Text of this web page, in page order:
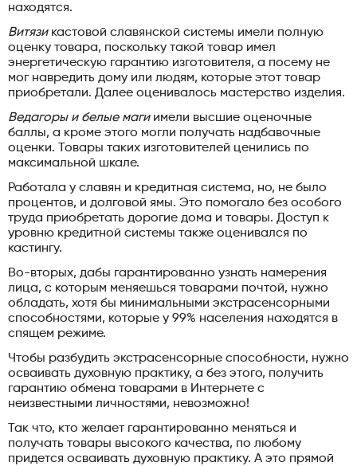
находятся.
Витязикастовой славянской системы имели полную
оценку товара, поскольку такой товар имел
энергетическую гарантию изготовителя, а посему не
мог навредить дому или людям, которые этот товар
приобретали. Далее оценивалось мастерство изделия.
Ведагоры и белые магиимели высшие оценочные
баллы, а кроме этого могли получать надбавочные
оценки. Товары таких изготовителей ценились по
максимальной шкале.
Работала у славян и кредитная система, но, не было
процентов, и долговой ямы. Это помогало без особого
труда приобретать дорогие дома и товары. Доступ к
уровню кредитной системы также оценивался по
кастингу.
Во-вторых, дабы гарантированно узнать намерения
лица, с которым меняешься товарами почтой, нужно
обладать, хотя бы минимальными экстрасенсорными
способностями, которые у 99% населения находятся в
спящем режиме.
Чтобы разбудить экстрасенсорные способности, нужно
осваивать духовную практику, а без этого, получить
гарантию обмена товарами в Интернете с
неизвестными личностями, невозможно!
Так что, кто желает гарантированно меняться и
получать товары высокого качества, по любому
придется осваивать духовную практику. А это прямой